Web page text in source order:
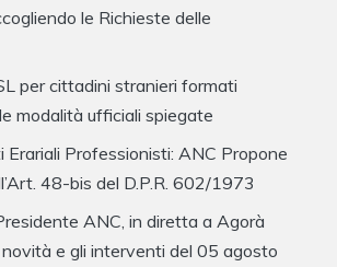
le Richieste delle
per cittadini stranieri formati
modalità ufficiali spiegate
Erariali Professionisti: ANC Propone
48-bis del D.P.R. 602/1973
ANC, in diretta a Agorà
e gli interventi del 05 agosto